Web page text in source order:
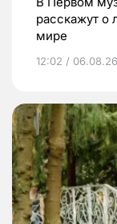
расскажут о
мире
12:02 / 06.08.26